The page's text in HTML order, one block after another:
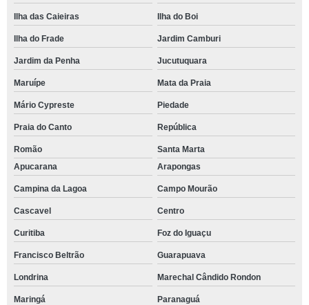
Ilha das Caieiras Ilha do Boi
Ilha do Frade Jardim Camburi
Jardim da Penha Jucutuquara
Maruípe Mata da Praia
Mário Cypreste Piedade
Praia do Canto República
Romão
Santa Marta
Apucarana
Arapongas
Campina da Lagoa Campo Mourão
Cascavel Centro
Curitiba Foz do Iguaçu
Francisco Beltrão Guarapuava
Londrina Marechal Cândido Rondon
Maringá Paranaguá